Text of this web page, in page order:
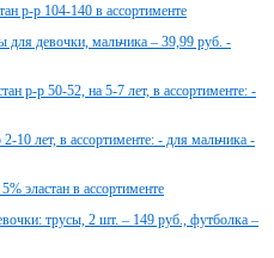
р-р 104-140 в ассортименте
для девочки, мальчика – 39,99 руб. -
р-р 50-52, на 5-7 лет, в ассортименте: -
10 лет, в ассортименте: - для мальчика -
эластан в ассортименте
трусы, 2 шт. – 149 руб., футболка –